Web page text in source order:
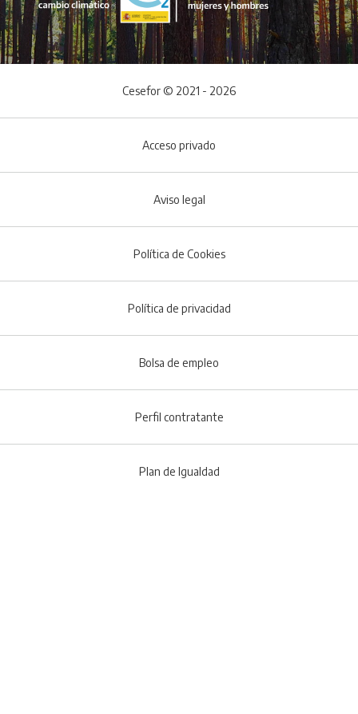
Cesefor © 2021 - 2026
Acceso privado
Aviso legal
Política de Cookies
Política de privacidad
Bolsa de empleo
Perfil contratante
Plan de Igualdad